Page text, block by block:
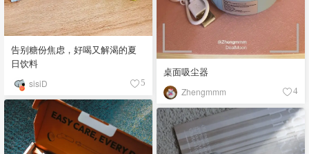
告别糖份焦虑，好喝又解渴的夏
日饮料
sisiD 5
桌面吸尘器
Zhengmmm 4